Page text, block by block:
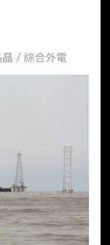
: : 發布時
AM : 請勿張